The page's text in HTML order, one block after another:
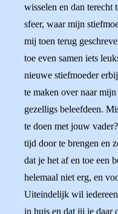
wisselen en dan terecht
sfeer, waar mijn
mij toen terug
toe even samen iets
nieuwe stiefmoeder
te maken over naar
gezelligs beleefdeen.
te doen met jouw
tijd door te brengen en
dat je het af en toe een
helemaal niet erg, en
Uiteindelijk wil
in huis en dat jij je daar